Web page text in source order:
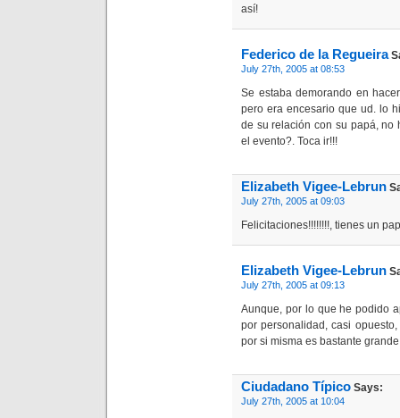
así!
Federico de la Regueira
July 27th, 2005 at 08:53
Se estaba demorando en
pero era encesario que ud. lo
de su relación con su papá, no
el evento?. Toca ir!!!
Elizabeth Vigee-Lebrun
July 27th, 2005 at 09:03
Felicitaciones!!!!!!!!, tienes un
Elizabeth Vigee-Lebrun
July 27th, 2005 at 09:13
Aunque, por lo que he podido
por personalidad, casi
por si misma es bastante
Ciudadano Típico Says:
July 27th, 2005 at 10:04